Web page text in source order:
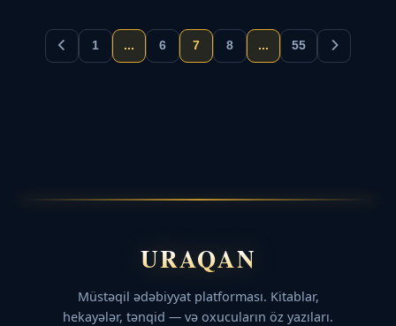
1 ... 6 7 8 ... 55
URAQAN
Müstəqil ədəbiyyat platforması. Kitablar,
hekayələr, tənqid — və oxucuların öz yazıları.